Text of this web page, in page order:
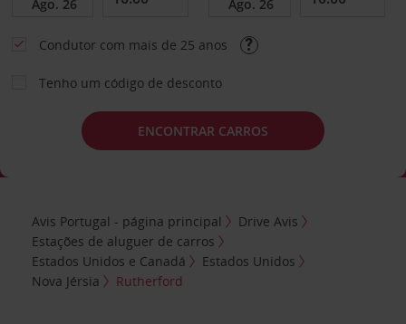
Condutor com mais de 25 anos
Tenho um código de desconto
ENCONTRAR CARROS
Avis Portugal - página principal
Drive Avis
Estações de aluguer de carros
Estados Unidos e Canadá
Estados Unidos
Nova Jérsia
Rutherford